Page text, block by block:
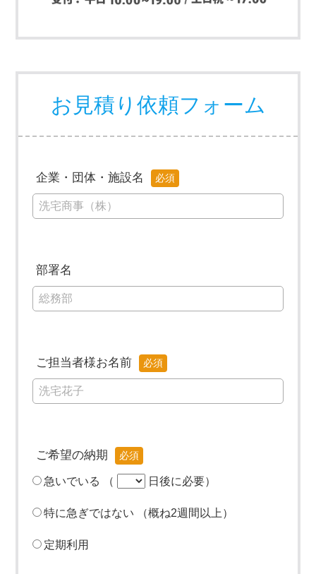
お見積り依頼フォーム
企業・団体・施設名
部署名
ご担当者様お名前
ご希望の納期
急いでいる （ 日後に必要）
特に急ぎではない （概ね2週間以上）
定期利用